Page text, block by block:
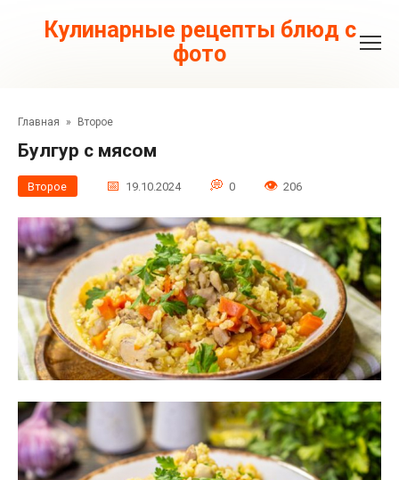
контентуКулинарные рецепты блюд с
фото
Главная » Второе
Булгур с мясом
Второе 19.10.2024 0 206